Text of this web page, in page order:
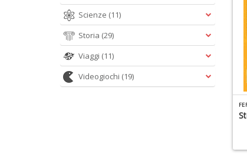
Scienze (11)
Storia (29)
Viaggi (11)
Videogiochi (19)